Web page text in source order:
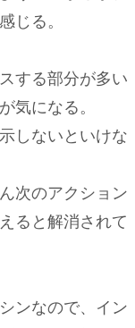
じる。
する部分が多い
気になる。
しないといけな
次のアクション
ると解消されて
ンなので、イン